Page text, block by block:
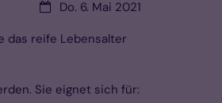
Datum:Do. 6. Mai 2021
das reife Lebensalter
Sie eignet sich für: